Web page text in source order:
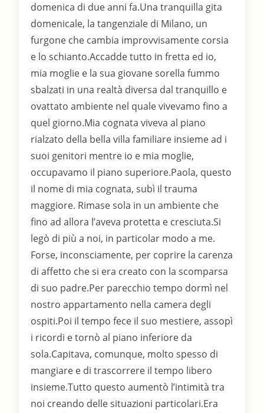
domenica di due anni fa.Una tranquilla gita
domenicale, la tangenziale di Milano, un
furgone che cambia improvvisamente corsia
e lo schianto.Accadde tutto in fretta ed io,
mia moglie e la sua giovane sorella fummo
sbalzati in una realtà diversa dal tranquillo e
ovattato ambiente nel quale vivevamo fino a
quel giorno.Mia cognata viveva al piano
rialzato della bella villa familiare insieme ad i
suoi genitori mentre io e mia moglie,
occupavamo il piano superiore.Paola, questo
il nome di mia cognata, subì il trauma
maggiore. Rimase sola in un ambiente che
fino ad allora l’aveva protetta e cresciuta.Si
legò di più a noi, in particolar modo a me.
Forse, inconsciamente, per coprire la carenza
di affetto che si era creato con la scomparsa
di suo padre.Per parecchio tempo dormì nel
nostro appartamento nella camera degli
ospiti.Poi il tempo fece il suo mestiere, assopì
i ricordi e tornò al piano inferiore da
sola.Capitava, comunque, molto spesso di
mangiare e di trascorrere il tempo libero
insieme.Tutto questo aumentò l’intimità tra
noi creando delle situazioni particolari.Era